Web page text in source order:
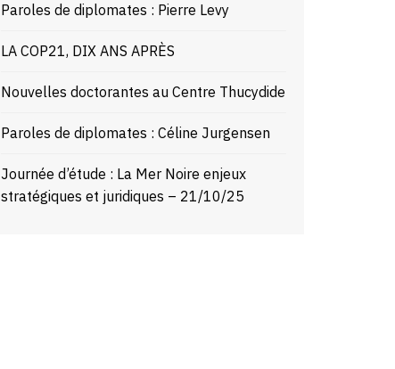
Paroles de diplomates : Pierre Levy
LA COP21, DIX ANS APRÈS
Nouvelles doctorantes au Centre Thucydide
Paroles de diplomates : Céline Jurgensen
Journée d’étude : La Mer Noire enjeux
stratégiques et juridiques – 21/10/25